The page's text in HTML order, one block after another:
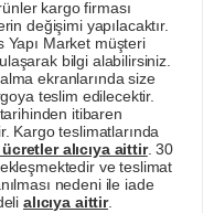
kargo firması
değişimi yapılacaktır.
Yapı Market müşteri
bilgi alabilirsiniz.
ekranlarında size
teslim edilecektir.
itibaren
Kargo teslimatlarında
alıcıya aittir. 30
ve teslimat
nedeni ile iade
alıcıya aittir.